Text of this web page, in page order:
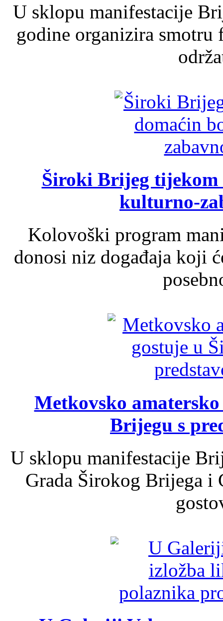
U sklopu manifestacije
godine organizira
Široki Brijeg tijekom
kulturno-
Kolovoški program
donosi niz događaja koji
Metkovsko
Brijegu s
U sklopu manifestacije
Grada Širokog Brijega